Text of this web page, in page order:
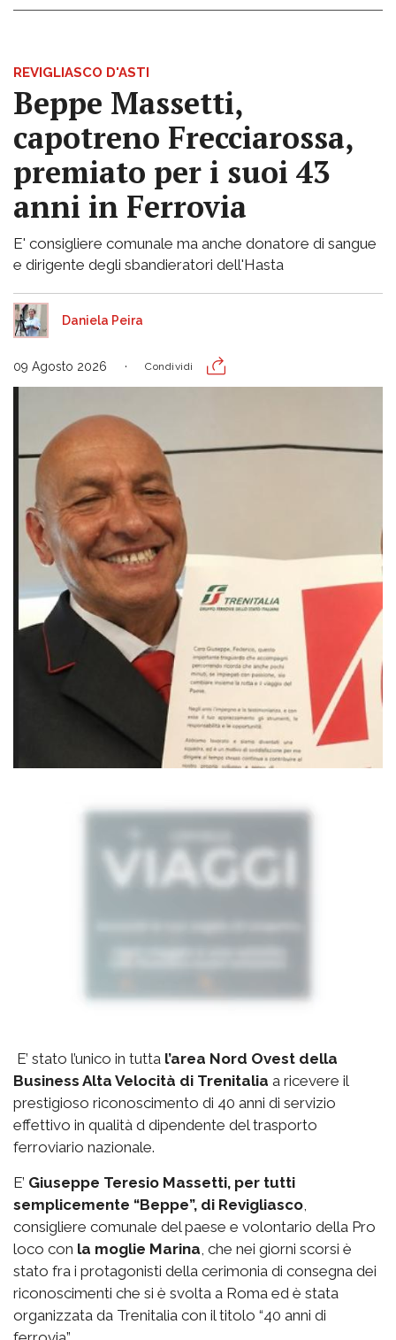
REVIGLIASCO D'ASTI
Beppe Massetti,
capotreno Frecciarossa,
premiato per i suoi 43
anni in Ferrovia
E' consigliere comunale ma anche donatore di sangue
e dirigente degli sbandieratori dell'Hasta
Daniela Peira
09 Agosto 2026 Condividi
E’ stato l’unico in tutta l’area Nord Ovest della
Business Alta Velocità di Trenitalia a ricevere il
prestigioso riconoscimento di 40 anni di servizio
effettivo in qualità d dipendente del trasporto
ferroviario nazionale.
E’ Giuseppe Teresio Massetti, per tutti
semplicemente “Beppe”, di Revigliasco,
consigliere comunale del paese e volontario della Pro
loco con la moglie Marina, che nei giorni scorsi è
stato fra i protagonisti della cerimonia di consegna dei
riconoscimenti che si è svolta a Roma ed è stata
organizzata da Trenitalia con il titolo “40 anni di